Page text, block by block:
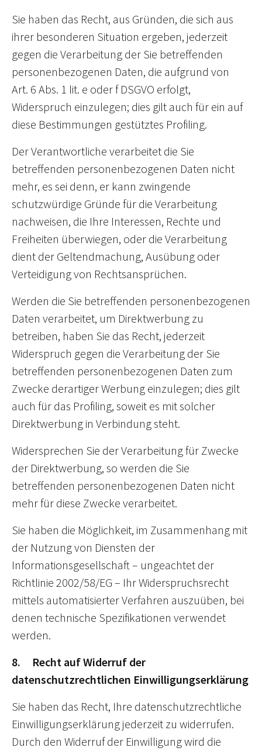
Sie haben das Recht, aus Gründen, die sich aus
ihrer besonderen Situation ergeben, jederzeit
gegen die Verarbeitung der Sie betreffenden
personenbezogenen Daten, die aufgrund von
Art. 6 Abs. 1 lit. e oder f DSGVO erfolgt,
Widerspruch einzulegen; dies gilt auch für ein auf
diese Bestimmungen gestütztes Profiling.
Der Verantwortliche verarbeitet die Sie
betreffenden personenbezogenen Daten nicht
mehr, es sei denn, er kann zwingende
schutzwürdige Gründe für die Verarbeitung
nachweisen, die Ihre Interessen, Rechte und
Freiheiten überwiegen, oder die Verarbeitung
dient der Geltendmachung, Ausübung oder
Verteidigung von Rechtsansprüchen.
Werden die Sie betreffenden personenbezogenen
Daten verarbeitet, um Direktwerbung zu
betreiben, haben Sie das Recht, jederzeit
Widerspruch gegen die Verarbeitung der Sie
betreffenden personenbezogenen Daten zum
Zwecke derartiger Werbung einzulegen; dies gilt
auch für das Profiling, soweit es mit solcher
Direktwerbung in Verbindung steht.
Widersprechen Sie der Verarbeitung für Zwecke
der Direktwerbung, so werden die Sie
betreffenden personenbezogenen Daten nicht
mehr für diese Zwecke verarbeitet.
Sie haben die Möglichkeit, im Zusammenhang mit
der Nutzung von Diensten der
Informationsgesellschaft – ungeachtet der
Richtlinie 2002/58/EG – Ihr Widerspruchsrecht
mittels automatisierter Verfahren auszuüben, bei
denen technische Spezifikationen verwendet
werden.
8. Recht auf Widerruf der
datenschutzrechtlichen Einwilligungserklärung
Sie haben das Recht, Ihre datenschutzrechtliche
Einwilligungserklärung jederzeit zu widerrufen.
Durch den Widerruf der Einwilligung wird die